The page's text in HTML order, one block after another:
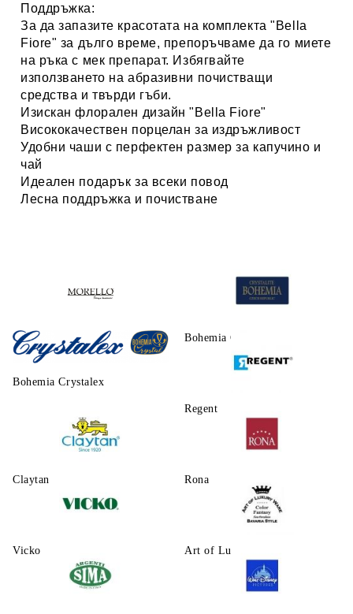
Поддръжка:
За да запазите красотата на комплекта "Bella
Fiore" за дълго време, препоръчваме да го миете
на ръка с мек препарат. Избягвайте
използването на абразивни почистващи
средства и твърди гъби.
Изискан флорален дизайн "Bella Fiore"
Висококачествен порцелан за издръжливост
Удобни чаши с перфектен размер за капучино и
чай
Идеален подарък за всеки повод
Лесна поддръжка и почистване
Morello Bohemia Crystalite
Bohemia Crystalex
Regent
Claytаn Rona
Vicko Art of Luxury Ware